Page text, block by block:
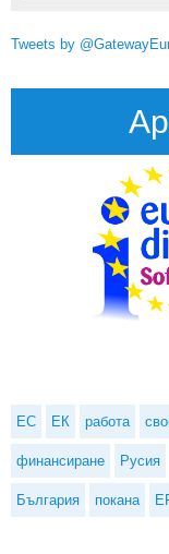
Tweets by
ЕС ЕК работа
финансиране Русия
България покана